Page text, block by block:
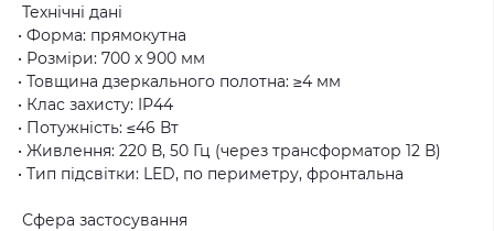
Технічні дані
• Форма: прямокутна
• Розміри: 700 x 900 мм
• Товщина дзеркального полотна: ≥4 мм
• Клас захисту: IP44
• Потужність: ≤46 Вт
• Живлення: 220 В, 50 Гц (через трансформатор 12 В)
• Тип підсвітки: LED, по периметру, фронтальна
Сфера застосування